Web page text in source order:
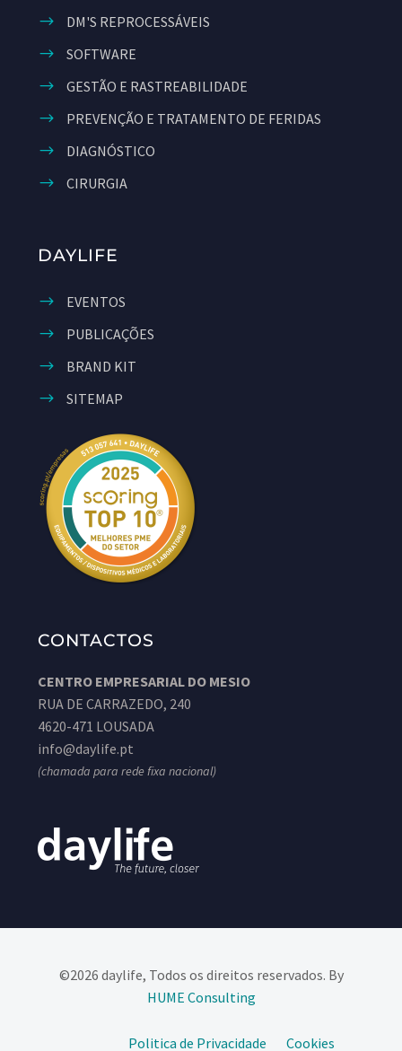
DM'S REPROCESSÁVEIS
SOFTWARE
GESTÃO E RASTREABILIDADE
PREVENÇÃO E TRATAMENTO DE FERIDAS
DIAGNÓSTICO
CIRURGIA
DAYLIFE
EVENTOS
PUBLICAÇÕES
BRAND KIT
SITEMAP
CONTACTOS
CENTRO EMPRESARIAL DO MESIO
RUA DE CARRAZEDO, 240
4620-471 LOUSADA
info@daylife.pt
(chamada para rede fixa nacional)
©2026 daylife, Todos os direitos reservados. By
HUME Consulting​
Politica de Privacidade Cookies